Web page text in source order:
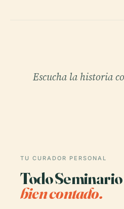
Escucha la historia
TU CURADOR PERSONAL
Todo
bien contado.